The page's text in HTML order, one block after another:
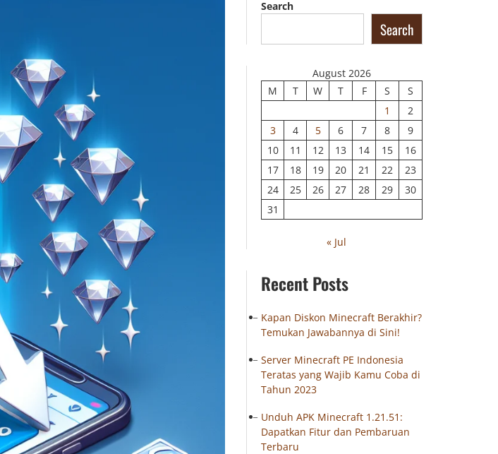
Search
Search
August 2026
M
T W T F S
S
1
2
3
4 5 6 7 8
9
10
11 12 13 14 15
16
17
18 19 20 21 22
23
24
25 26 27 28 29
30
31
« Jul
Recent Posts
Kapan Diskon Minecraft Berakhir?
Temukan Jawabannya di Sini!
Server Minecraft PE Indonesia
Teratas yang Wajib Kamu Coba di
Tahun 2023
Unduh APK Minecraft 1.21.51:
Dapatkan Fitur dan Pembaruan
Terbaru